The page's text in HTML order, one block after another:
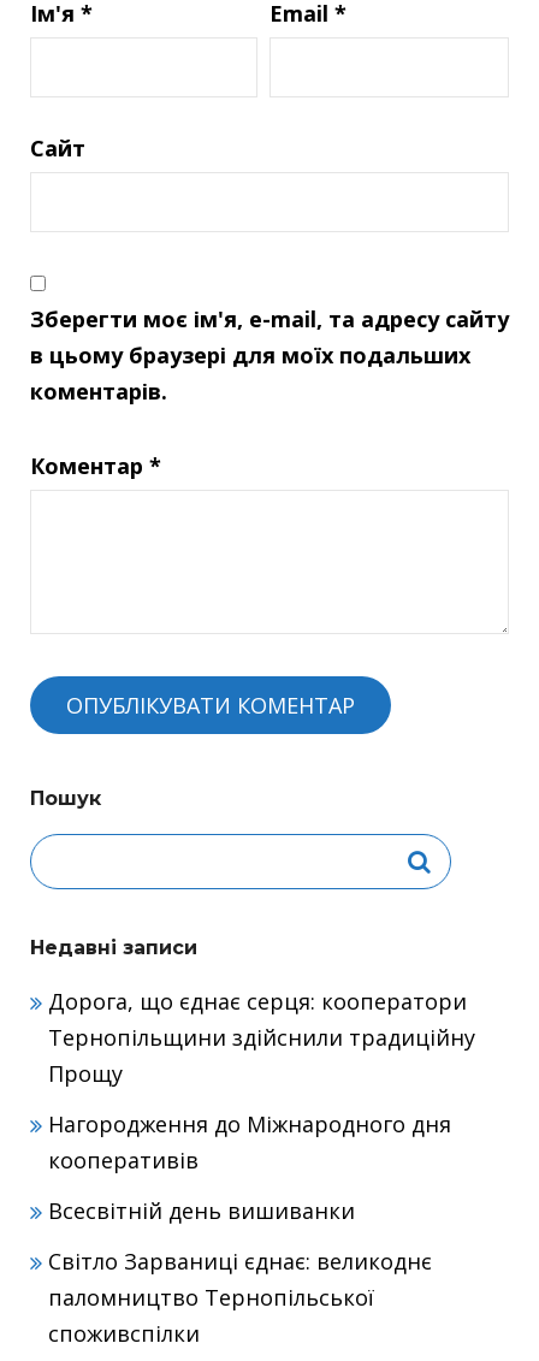
Ім'я * Email *
Сайт
Зберегти моє ім'я, e-mail, та адресу сайту
в цьому браузері для моїх подальших
коментарів.
Коментар *
Пошук
Недавні записи
Дорога, що єднає серця: кооператори
Тернопільщини здійснили традиційну
Прощу
Нагородження до Міжнародного дня
кооперативів
Всесвітній день вишиванки
Світло Зарваниці єднає: великоднє
паломництво Тернопільської
споживспілки